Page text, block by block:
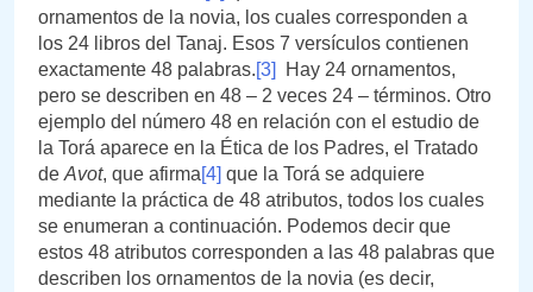
ornamentos de la novia, los cuales corresponden a
los 24 libros del Tanaj. Esos 7 versículos contienen
exactamente 48 palabras.[3]
Hay 24 ornamentos,
pero se describen en 48 – 2 veces 24 – términos. Otro
ejemplo del número 48 en relación con el estudio de
la Torá aparece en la Ética de los Padres, el Tratado
de Avot, que afirma[4] que la Torá se adquiere
mediante la práctica de 48 atributos, todos los cuales
se enumeran a continuación. Podemos decir que
estos 48 atributos corresponden a las 48 palabras que
describen los ornamentos de la novia (es decir,